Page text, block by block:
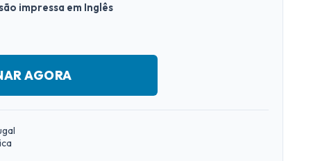
impressa em Inglês
AGORA